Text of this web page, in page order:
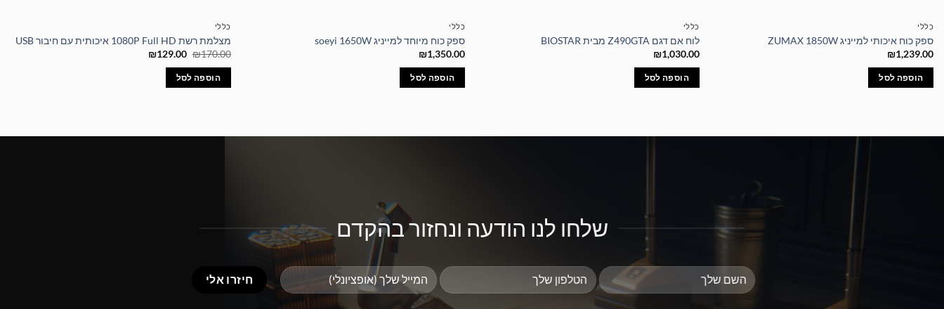
כללי
ספק כוח איכותי למייניג ZUMAX 1850W
₪1,239.00
הוספה לסל
כללי
לוח אם דגם Z490GTA מבית BIOSTAR
₪1,030.00
הוספה לסל
כללי
ספק כוח מיוחד למייניג soeyi 1650W
₪1,350.00
הוספה לסל
כללי
מצלמת רשת 1080P Full HD איכותית עם חיבור USB
₪170.00
המחיר
היה:
₪170.00.
₪129.00
המחיר
הוספה לסל
שלחו לנו הודעה ונחזור בהקדם